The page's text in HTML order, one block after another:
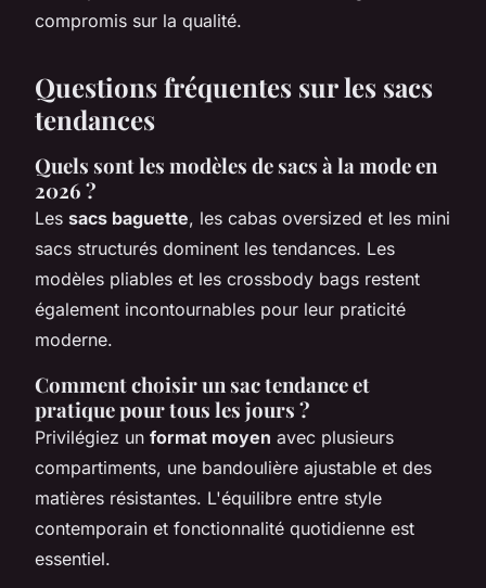
compromis sur la qualité.
Questions fréquentes sur les sacs
tendances
Quels sont les modèles de sacs à la mode en
2026 ?
Les sacs baguette, les cabas oversized et les mini
sacs structurés dominent les tendances. Les
modèles pliables et les crossbody bags restent
également incontournables pour leur praticité
moderne.
Comment choisir un sac tendance et
pratique pour tous les jours ?
Privilégiez un format moyen avec plusieurs
compartiments, une bandoulière ajustable et des
matières résistantes. L'équilibre entre style
contemporain et fonctionnalité quotidienne est
essentiel.